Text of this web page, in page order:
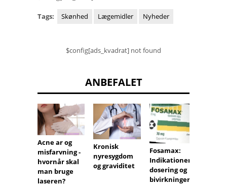
Tags: Skønhed Lægemidler Nyheder
$config[ads_kvadrat] not found
ANBEFALET
Acne ar og
misfarvning -
hvornår skal
man bruge
laseren?
Kronisk
nyresygdom
og graviditet
Fosamax:
Indikationer,
dosering og
bivirkninger